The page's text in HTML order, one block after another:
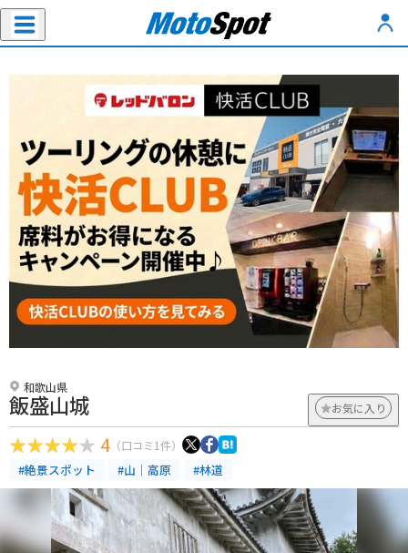
和歌山県
飯盛山城 お気に入り
4 （口コミ1件）
#絶景スポット #山｜高原 #林道